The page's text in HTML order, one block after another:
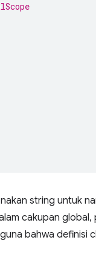
string untuk
cakupan global,
bahwa definisi